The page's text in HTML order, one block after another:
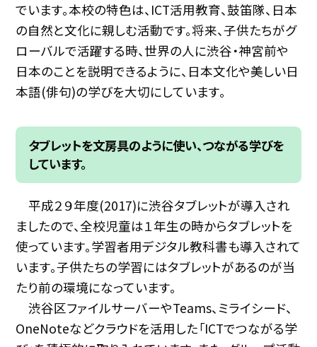
でいます。本校の特色は、ICT活用教育、鼓笛隊、日本
の自然と文化に親しむ活動です。将来、子供たちがグ
ローバルで活躍する時、世界の人に渋谷・神宮前や
日本のことを説明できるように、日本文化や美しい日
本語(俳句)の学びを大切にしています。
タブレットを文房具のように使い、つながる学びを
しています。
平成２９年度(2017)に渋谷タブレットが導入され
ましたので、全校児童は１年生の時からタブレットを
使っています。学習者用デジタル教科書も導入されて
います。子供たちの学習にはタブレットがあるのが当
たり前の環境になっています。
渋谷区ファイルサーバーやTeams、ミライシード、
OneNoteなどクラウドを活用した「ICTでつながる学